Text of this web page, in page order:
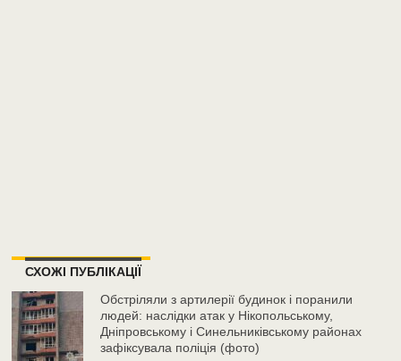
СХОЖІ ПУБЛІКАЦІЇ
Обстріляли з артилерії будинок і поранили
людей: наслідки атак у Нікопольському,
Дніпровському і Синельниківському районах
зафіксувала поліція (фото)